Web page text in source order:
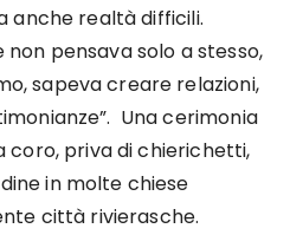
anche realtà difficili.
pensava solo a stesso,
sapeva creare relazioni,
Una cerimonia
coro, priva di chierichetti,
in molte chiese
città rivierasche.